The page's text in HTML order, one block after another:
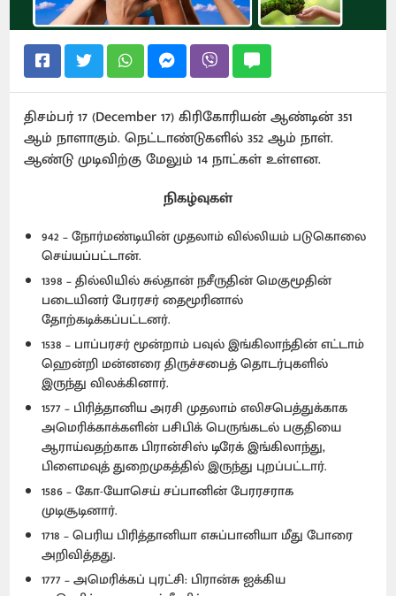
திசம்பர் 17 (December 17) கிரிகோரியன் ஆண்டின் 351
ஆம் நாளாகும். நெட்டாண்டுகளில் 352 ஆம் நாள்.
ஆண்டு முடிவிற்கு மேலும் 14 நாட்கள் உள்ளன.
நிகழ்வுகள்
942 – நோர்மண்டியின் முதலாம் வில்லியம் படுகொலை
செய்யப்பட்டான்.
1398 – தில்லியில் சுல்தான் நசீருதின் மெகுமூதின்
படையினர் பேரரசர் தைமூரினால்
தோற்கடிக்கப்பட்டனர்.
1538 – பாப்பரசர் மூன்றாம் பவுல் இங்கிலாந்தின் எட்டாம்
ஹென்றி மன்னரை திருச்சபைத் தொடர்புகளில்
இருந்து விலக்கினார்.
1577 – பிரித்தானிய அரசி முதலாம் எலிசபெத்துக்காக
அமெரிக்காக்களின் பசிபிக் பெருங்கடல் பகுதியை
ஆராய்வதற்காக பிரான்சிஸ் டிரேக் இங்கிலாந்து,
பிளைமவுத் துறைமுகத்தில் இருந்து புறப்பட்டார்.
1586 – கோ-யோசெய் சப்பானின் பேரரசராக
முடிசூடினார்.
1718 – பெரிய பிரித்தானியா எசுப்பானியா மீது போரை
அறிவித்தது.
1777 – அமெரிக்கப் புரட்சி: பிரான்சு ஐக்கிய